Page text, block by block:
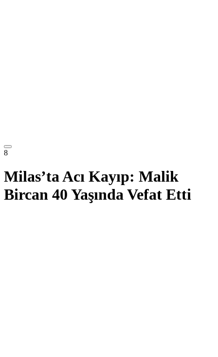
8
Milas’ta Acı Kayıp: Malik
Bircan 40 Yaşında Vefat Etti